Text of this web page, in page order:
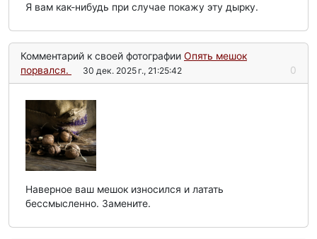
Я вам как-нибудь при случае покажу эту дырку.
Комментарий к своей фотографии Опять мешок
порвался.
30 дек. 2025 г., 21:25:42 0
Наверное ваш мешок износился и латать
бессмысленно. Замените.